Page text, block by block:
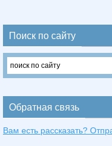
Поиск по сайту
Обратная связь
Вам есть рассказать?